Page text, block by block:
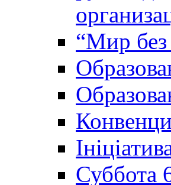
“Мир
Суббота